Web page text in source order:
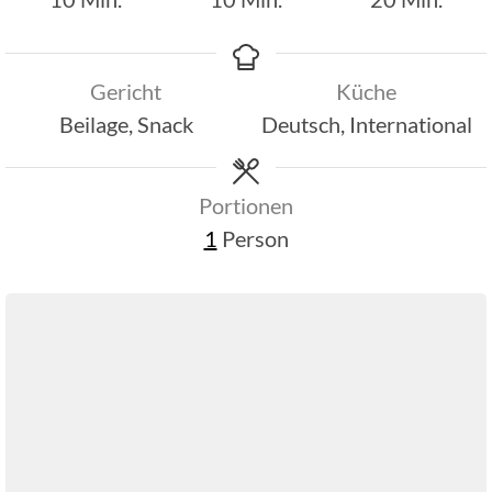
Gericht
Beilage, Snack
Küche
Deutsch, International
Portionen
1 Person